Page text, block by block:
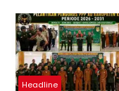
Headline